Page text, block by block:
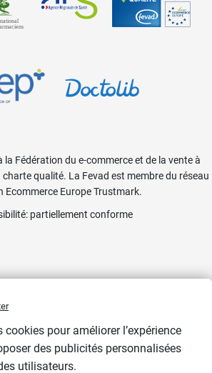
la Fédération du e-commerce et de la vente à
qualité. La Fevad est membre du réseau
Ecommerce Europe Trustmark.
: partiellement conforme
pour améliorer l’expérience
des publicités personnalisées
utilisateurs.